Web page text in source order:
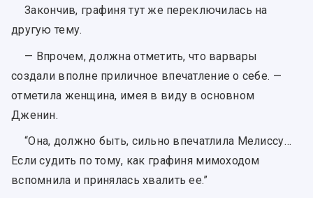
Закончив, графиня тут же переключилась на
другую тему.
— Впрочем, должна отметить, что варвары
создали вполне приличное впечатление о себе. —
отметила женщина, имея в виду в основном
Дженин.
“Она, должно быть, сильно впечатлила Мелиссу…
Если судить по тому, как графиня мимоходом
вспомнила и принялась хвалить ее.”